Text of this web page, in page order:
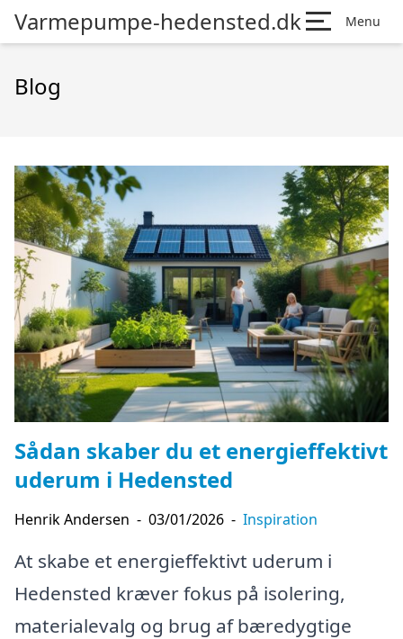
Varmepumpe-hedensted.dk Menu
Blog
Sådan skaber du et energieffektivt
uderum i Hedensted
Henrik Andersen - 03/01/2026 - Inspiration
At skabe et energieffektivt uderum i
Hedensted kræver fokus på isolering,
materialevalg og brug af bæredygtige